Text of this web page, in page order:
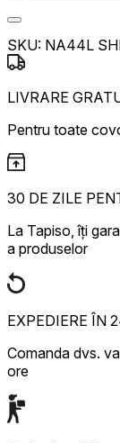
SKU: NA44L
LIVRARE
Pentru toate
30 DE ZILE
La Tapiso, îți
a produselor
EXPEDIERE ÎN
Comanda dvs.
ore